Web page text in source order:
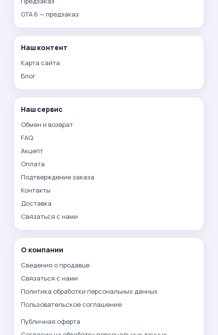
GTA 6 — предзаказ
Наш контент
Карта сайта
Блог
Наш сервис
Обмен и возврат
FAQ
Акцепт
Оплата
Подтверждение заказа
Контакты
Доставка
Связаться с нами
О компании
Сведения о продавце
Связаться с нами
Политика обработки персональных данных
Пользовательское соглашение
Публичная оферта